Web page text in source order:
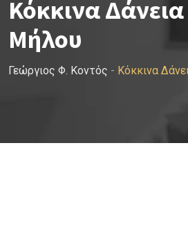
Κόκκινα
Μήλου
Γεώργιος Φ. Κοντός - Κόκκινα